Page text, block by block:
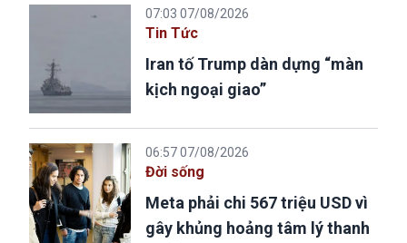
07:03 07/08/2026
Tin Tức
Iran tố Trump dàn dựng “màn
kịch ngoại giao”
06:57 07/08/2026
Đời sống
Meta phải chi 567 triệu USD vì
gây khủng hoảng tâm lý thanh